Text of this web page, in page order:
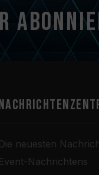
Die neuesten
Event-Nachrichtens